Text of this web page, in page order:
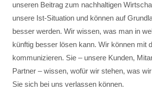
unseren Beitrag zum nachhaltigen
unsere Ist-Situation und können auf
besser werden. Wir wissen, was man in
künftig besser lösen kann. Wir können mit
kommunizieren. Sie – unsere Kunden,
Partner – wissen, wofür wir stehen, was
Sie sich bei uns verlassen können.